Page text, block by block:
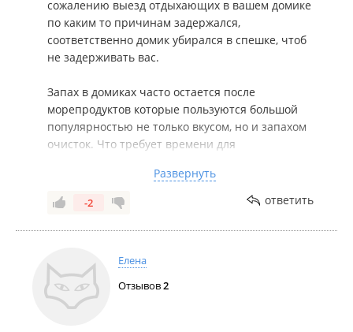
сожалению выезд отдыхающих в вашем домике
по каким то причинам задержался,
соответственно домик убирался в спешке, чтоб
не задерживать вас.
Запах в домиках часто остается после
морепродуктов которые пользуются большой
популярностью не только вкусом, но и запахом
очисток. Что требует времени для
Непосредственно наши домики всегда сухие и
чистые, даже в сырую погоду.
Андреевки.
Мы всегда исправно подаём воду при
отключении электричества.
Развернуть
-2 ответить
Елена
Отзывов2